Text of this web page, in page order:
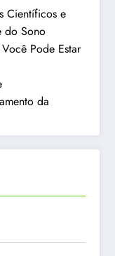
Científicos e
do Sono
Pode Estar
da